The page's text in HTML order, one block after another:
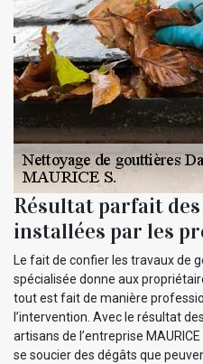
Résultat parfait
installées par les
Le fait de confier les travaux de
spécialisée donne aux
tout est fait de manière
l’intervention. Avec le résultat
artisans de l’entreprise
se soucier des dégâts que